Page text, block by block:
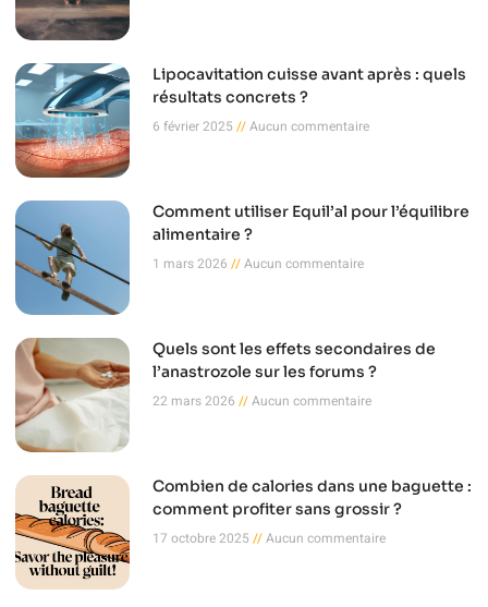
Lipocavitation cuisse avant après : quels
résultats concrets ?
6 février 2025
Aucun commentaire
Comment utiliser Equil’al pour l’équilibre
alimentaire ?
1 mars 2026
Aucun commentaire
Quels sont les effets secondaires de
l’anastrozole sur les forums ?
22 mars 2026
Aucun commentaire
Combien de calories dans une baguette :
comment profiter sans grossir ?
17 octobre 2025
Aucun commentaire